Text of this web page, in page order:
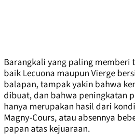
Barangkali yang paling memberi
baik Lecuona maupun Vierge
balapan, tampak yakin bahwa
dibuat, dan bahwa peningkatan
hanya merupakan hasil dari
Magny-Cours, atau absennya
papan atas kejuaraan.